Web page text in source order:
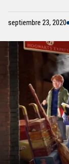
septiembre 23, 2020